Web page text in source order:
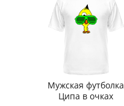
Мужская футболка
Ципа в очках